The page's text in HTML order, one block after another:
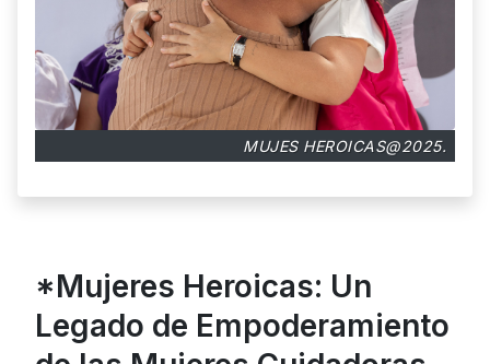
MUJES HEROICAS@2025.
*Mujeres Heroicas: Un
Legado de Empoderamiento